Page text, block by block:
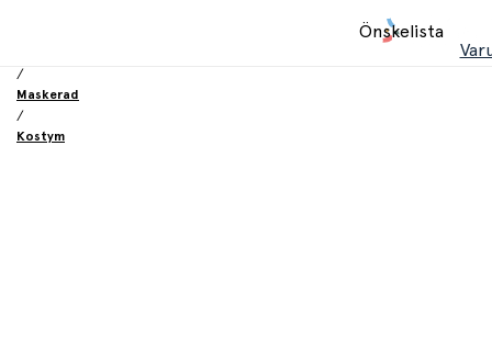
Önskelista
/
Maskerad
/
Kostym